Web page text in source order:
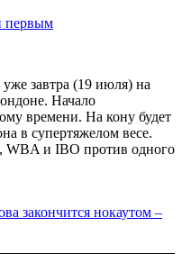
первым
завтра (19 июля) на
Начало
времени. На кону будет
в супертяжелом весе.
WBA и IBO против одного
закончится нокаутом –